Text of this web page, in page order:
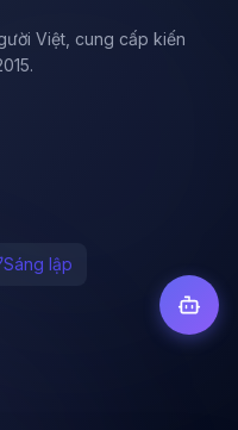
Việt, cung cấp kiến
Sáng lập